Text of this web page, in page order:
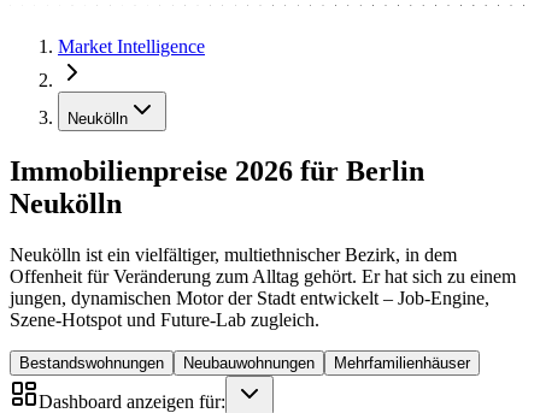
Market Intelligence
Neukölln
Immobilienpreise 2026 für Berlin
Neukölln
Neukölln ist ein vielfältiger, multiethnischer Bezirk, in dem
Offenheit für Veränderung zum Alltag gehört. Er hat sich zu einem
jungen, dynamischen Motor der Stadt entwickelt – Job-Engine,
Szene-Hotspot und Future-Lab zugleich.
Bestandswohnungen Neubauwohnungen Mehrfamilienhäuser
Dashboard anzeigen für: